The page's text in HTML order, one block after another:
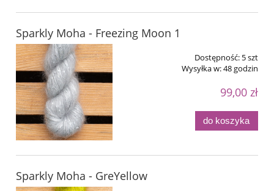
Sparkly Moha - Freezing Moon 1
Dostępność: 5 szt
Wysyłka w:48 godzin
99,00 zł
do koszyka
Sparkly Moha - GreYellow